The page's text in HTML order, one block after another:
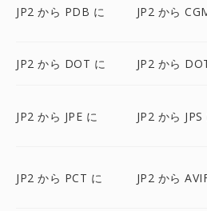
JP2 から PDB に JP2 から
JP2 から DOT に JP2 から
JP2 から JPE に JP2 から JPS
JP2 から PCT に JP2 から